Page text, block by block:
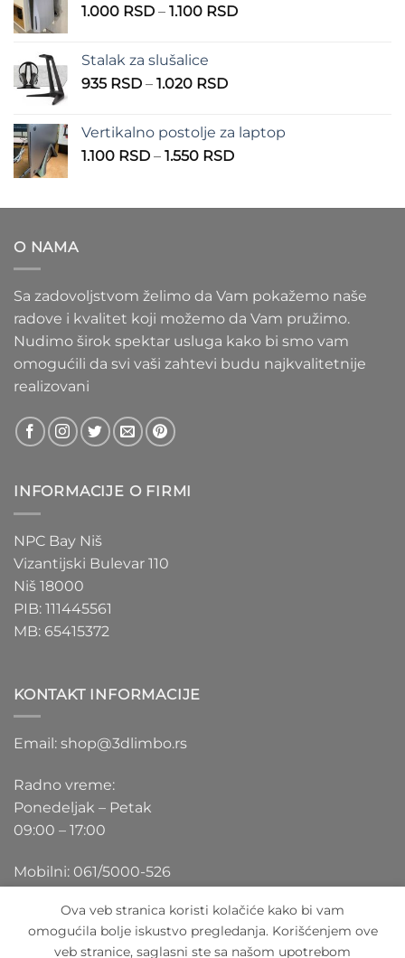
do
1.000 RSD – 1.100 RSDRaspon
Stalak za slušalice
935 RSD – 1.020 RSDRaspon
935 RSD
do
Vertikalno postolje za laptop
1.100 RSD – 1.550 RSDRaspon
1.100 RSD
O NAMA
Sa zadovoljstvom želimo da Vam pokažemo naše
radove i kvalitet koji možemo da Vam pružimo.
Nudimo širok spektar usluga kako bi smo vam
omogućili da svi vaši zahtevi budu najkvalitetnije
realizovani
INFORMACIJE O FIRMI
NPC Bay Niš
Vizantijski Bulevar 110
Niš 18000
PIB: 111445561
MB: 65415372
KONTAKT INFORMACIJE
Email: shop@3dlimbo.rs
Radno vreme:
Ponedeljak – Petak
09:00 – 17:00
Mobilni: 061/5000-526
Visa PayPal Stripe MasterCard
Cash
Ova veb stranica koristi kolačiće kako bi vam
omogućila bolje iskustvo pregledanja. Korišćenjem ove
veb stranice, saglasni ste sa našom upotrebom